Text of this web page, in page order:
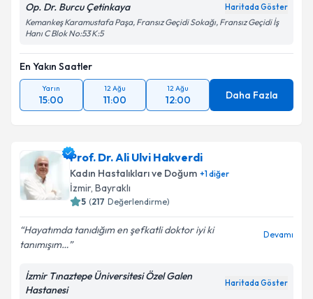
Op. Dr. Burcu Çetinkaya Haritada Göster
Kemankeş Karamustafa Paşa, Fransız Geçidi Sokağı, Fransız Geçidi İş
Hanı C Blok No:53 K:5
En Yakın Saatler
Yarın
15:00
12 Ağu
11:00
12 Ağu
12:00 Daha Fazla
Prof. Dr. Ali Ulvi Hakverdi
Kadın Hastalıkları ve Doğum +1diğer
İzmir, Bayraklı
5 (217 Değerlendirme)
Hayatımda tanıdığım en şefkatli doktor iyi ki
tanımışım…
Devamı
İzmir Tınaztepe Üniversitesi Özel Galen
Hastanesi
Haritada Göster